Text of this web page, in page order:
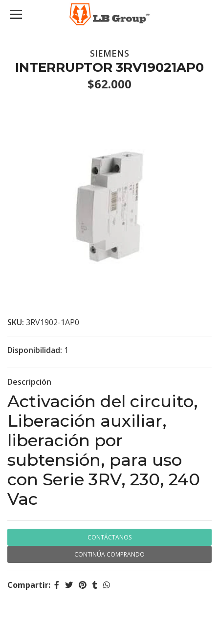
SIEMENS
INTERRUPTOR 3RV19021AP0
$62.000
SKU: 3RV1902-1AP0
Disponibilidad: 1
Descripción
Activación del circuito,
Liberación auxiliar,
liberación por
subtensión, para uso
con Serie 3RV, 230, 240
Vac
CONTÁCTANOS
CONTINÚA COMPRANDO
Compartir: